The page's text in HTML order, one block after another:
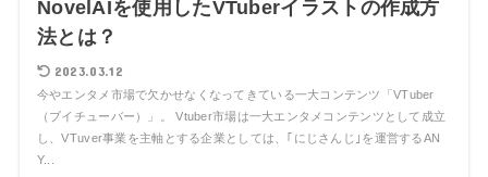
NovelAIを使用したVTuberイラストの作成方
法とは？
2023.03.12
今やエンタメ市場で欠かせなくなってきている一大コンテンツ「VTuber
（ブイチューバー）」。 Vtuber市場は一大エンタメコンテンツとして成立
し、VTuver事業を主軸とする企業としては、｢にじさんじ｣を運営するAN
Y...